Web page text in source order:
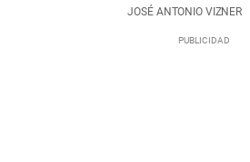
JOSÉ ANTONIO VIZNER